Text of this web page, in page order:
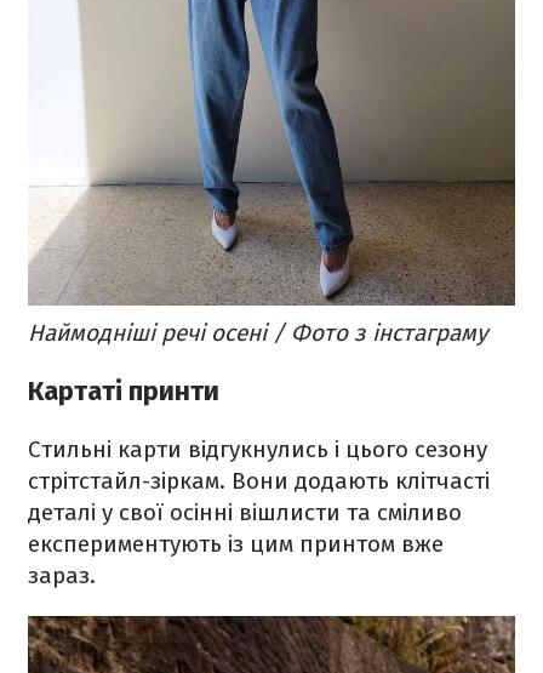
Наймодніші речі осені / Фото з інстаграму
Картаті принти
Стильні карти відгукнулись і цього сезону
стрітстайл-зіркам. Вони додають клітчасті
деталі у свої осінні вішлисти та сміливо
експериментують із цим принтом вже
зараз.